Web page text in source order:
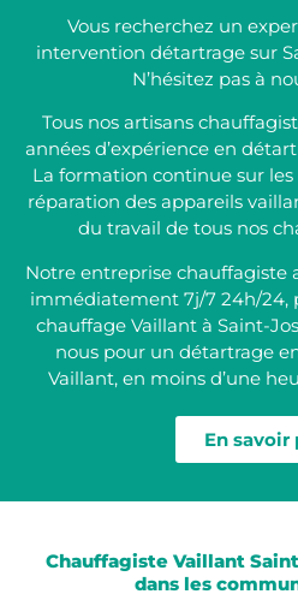
Vous recherchez un
intervention détartrage sur
N’hésitez pas à
Tous nos artisans
années d’expérience en
La formation continue sur
réparation des appareils
du travail de tous nos
Notre entreprise chauffagiste
immédiatement 7j/7 24h/24,
chauffage Vaillant à Saint-
nous pour un détartrage
Vaillant, en moins d’une
En savoir
Chauffagiste Vaillant
dans les